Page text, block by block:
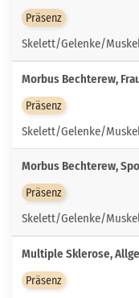
Präsenz
Skelett/Gelenke/
Morbus Bechterew,
Präsenz
Skelett/Gelenke/
Morbus Bechterew,
Präsenz
Skelett/Gelenke/
Multiple Sklerose,
Präsenz